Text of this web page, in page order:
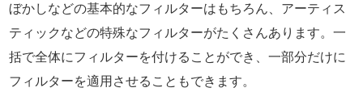
ぼかしなどの基本的なフィルターはもちろん、アーティス
ティックなどの特殊なフィルターがたくさんあります。一
括で全体にフィルターを付けることができ、一部分だけに
フィルターを適用させることもできます。